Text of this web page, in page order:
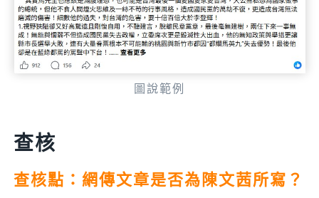
圖說範例
查核
查核點：網傳文章是否為陳文茜所寫？